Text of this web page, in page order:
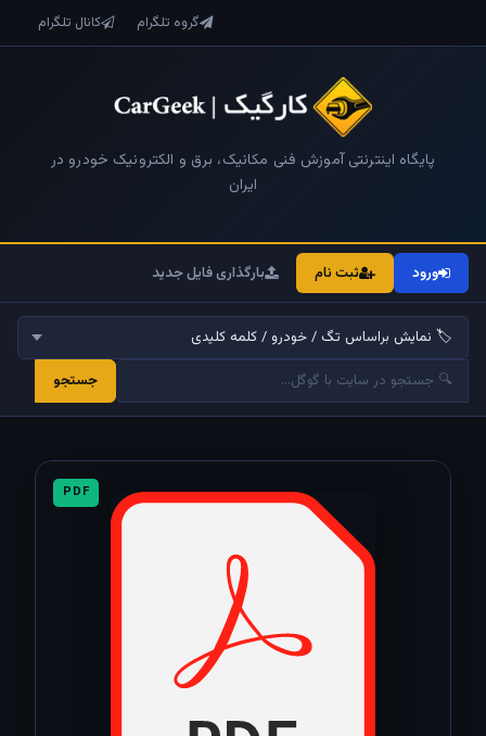
گروه تلگرام کانال تلگرام
پایگاه اینترنتی آموزش فنی مکانیک، برق و الکترونیک خودرو در
ایران
ورود ثبت نام بارگذاری فایل جدید
جستجو
PDF